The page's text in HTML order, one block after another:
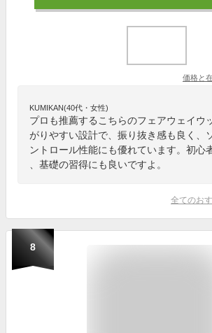
価格と
KUMIKAN(40代・女性)
プロも推薦するこちらのフェアウェイウ
がりやすい設計で、振り抜き感も良く、
ントロール性能にも優れています。初心
、基礎の習得にも良いですよ。
全てのお
8